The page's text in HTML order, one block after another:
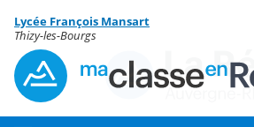
Menu de la rubrique
Contenu
Lycée François Mansart
Thizy-les-Bourgs